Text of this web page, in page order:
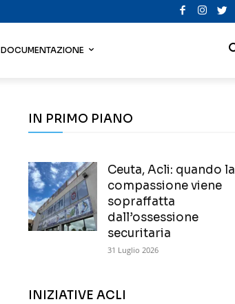
DOCUMENTAZIONE
IN PRIMO PIANO
Ceuta, Acli: quando la
compassione viene
sopraffatta
dall’ossessione
securitaria
31 Luglio 2026
INIZIATIVE ACLI